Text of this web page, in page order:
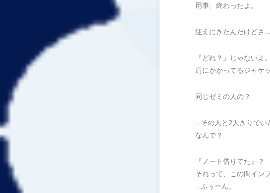
用事、終わったよ。
迎えにきたんだけどさ
『どれ？』じゃないよ。
肩にかかってるジャケ
同じゼミの人の？
…その人と2人きりでい
なんで？
『ノート借りてた』？
それって、この間イン
…ふぅーん。